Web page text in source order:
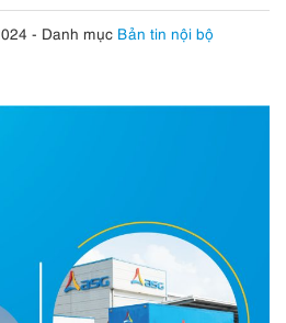
- Danh mục Bản tin nội bộ